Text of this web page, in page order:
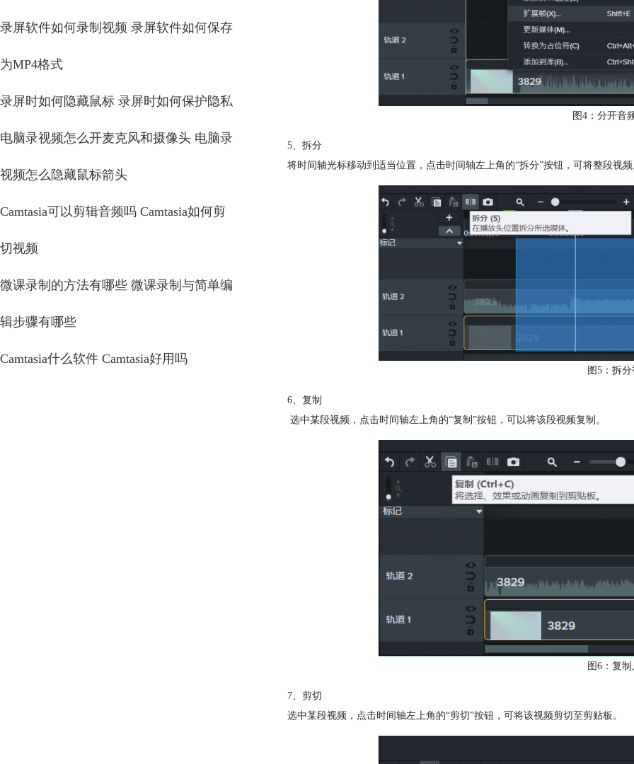
录屏软件如何录制视频 录屏软件如何保存
为MP4格式
录屏时如何隐藏鼠标 录屏时如何保护隐私
电脑录视频怎么开麦克风和摄像头 电脑录
视频怎么隐藏鼠标箭头
Camtasia可以剪辑音频吗 Camtasia如何剪
切视频
微课录制的方法有哪些 微课录制与简单编
辑步骤有哪些
Camtasia什么软件 Camtasia好用吗
图4：分开音
5、拆分
将时间轴光标移动到适当位置，点击时间轴左上角的“拆分”按钮，可将整段视
图5：拆
6、复制
选中某段视频，点击时间轴左上角的“复制”按钮，可以将该段视频复制。
图6：复
7、剪切
选中某段视频，点击时间轴左上角的“剪切”按钮，可将该视频剪切至剪贴板。